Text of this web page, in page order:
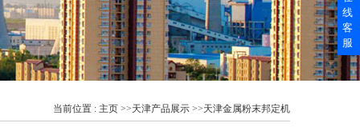
当前位置 : 主页 >>天津产品展示 >>天津金属粉末邦定机
线
客
服